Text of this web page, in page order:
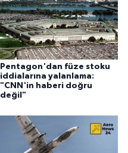
Pentagon'dan füze stoku
iddialarına yalanlama:
"CNN'in haberi doğru
değil"